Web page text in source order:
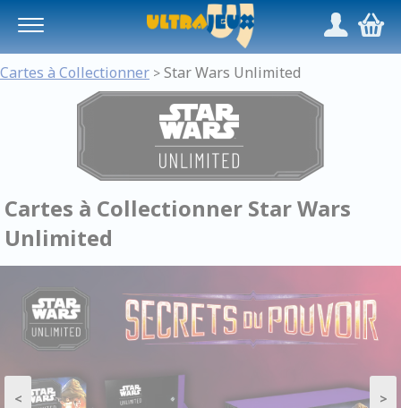
/,
Cartes à Collectionner > Star Wars Unlimited
Cartes à Collectionner Star Wars
Unlimited
< >